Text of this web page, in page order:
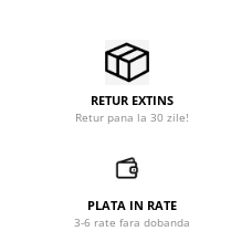
Microfoane wireless si sisteme
Stative de microfon
Studio si inregistrari
Accesorii de rack
Accesorii echipamente de studio
RETUR EXTINS
Retur pana la 30 zile!
PLATA IN RATE
3-6 rate fara dobanda